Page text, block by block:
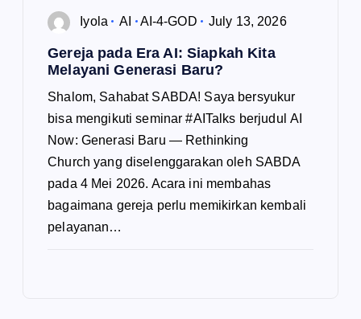
Iyola AI AI-4-GOD July 13, 2026
Gereja pada Era AI: Siapkah Kita
Melayani Generasi Baru?
Shalom, Sahabat SABDA! Saya bersyukur
bisa mengikuti seminar #AITalks berjudul AI
Now: Generasi Baru — Rethinking
Church yang diselenggarakan oleh SABDA
pada 4 Mei 2026. Acara ini membahas
bagaimana gereja perlu memikirkan kembali
pelayanan…